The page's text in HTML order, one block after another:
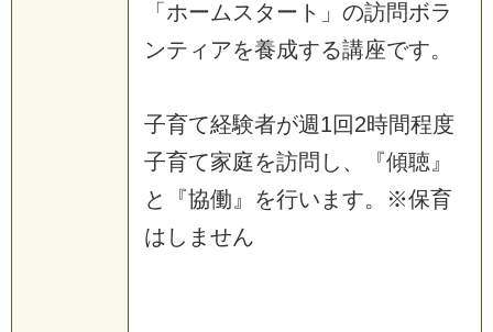
「 ホームスター ト 」 の訪問ボラ
ンテ ィ アを養成する講座です。
子育て経験者が週1回2時間程度
子育て家庭を訪問 し 、 『傾聴』
と
『協働』 を行いま す。 ※保育
は し ま せん